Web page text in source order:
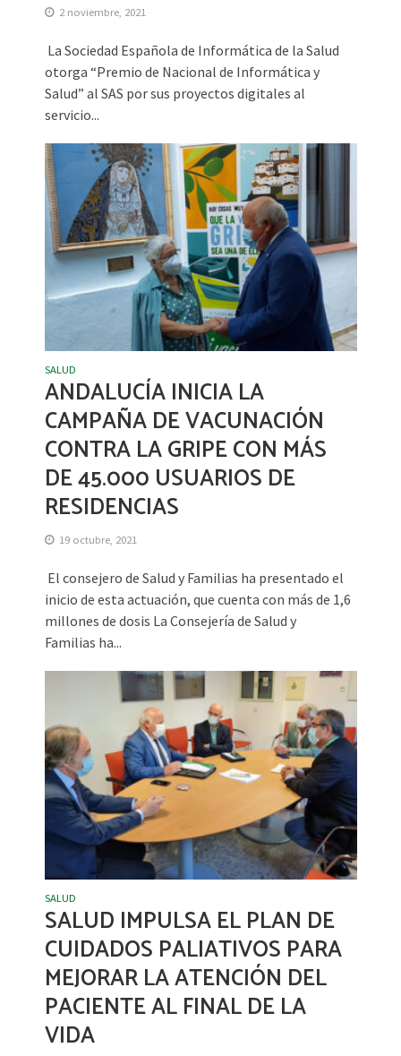
2 noviembre, 2021
La Sociedad Española de Informática de la Salud
otorga “Premio de Nacional de Informática y
Salud” al SAS por sus proyectos digitales al
servicio...
SALUD
ANDALUCÍA INICIA LA
CAMPAÑA DE VACUNACIÓN
CONTRA LA GRIPE CON MÁS
DE 45.000 USUARIOS DE
RESIDENCIAS
19 octubre, 2021
El consejero de Salud y Familias ha presentado el
inicio de esta actuación, que cuenta con más de 1,6
millones de dosis La Consejería de Salud y
Familias ha...
SALUD
SALUD IMPULSA EL PLAN DE
CUIDADOS PALIATIVOS PARA
MEJORAR LA ATENCIÓN DEL
PACIENTE AL FINAL DE LA
VIDA